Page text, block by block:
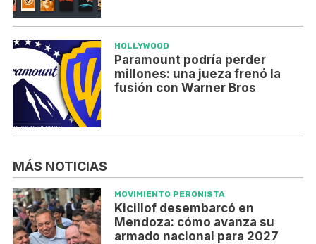
HOLLYWOOD
Paramount podría perder
millones: una jueza frenó la
fusión con Warner Bros
MÁS NOTICIAS
MOVIMIENTO PERONISTA
Kicillof desembarcó en
Mendoza: cómo avanza su
armado nacional para 2027